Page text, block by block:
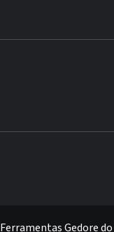
Ferramentas Gedore